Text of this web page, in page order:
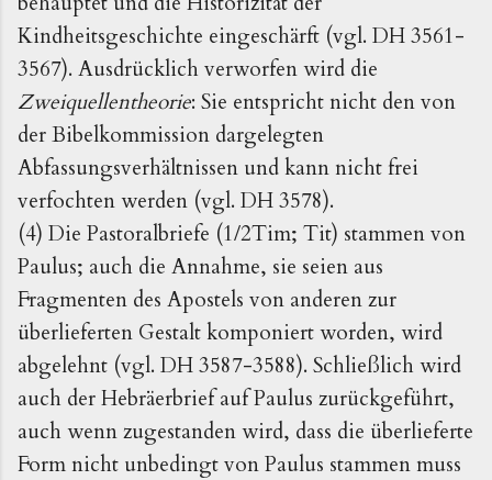
Kindheitsgeschichte eingeschärft (vgl. DH 3561-
3567). Ausdrücklich verworfen wird die
Zweiquellentheorie: Sie entspricht nicht den von
der Bibelkommission dargelegten
Abfassungsverhältnissen und kann nicht frei
verfochten werden (vgl. DH 3578).
(4) Die Pastoralbriefe (1/2Tim; Tit) stammen von
Paulus; auch die Annahme, sie seien aus
Fragmenten des Apostels von anderen zur
überlieferten Gestalt komponiert worden, wird
abgelehnt (vgl. DH 3587-3588). Schließlich wird
auch der Hebräerbrief auf Paulus zurückgeführt,
auch wenn zugestanden wird, dass die überlieferte
Form nicht unbedingt von Paulus stammen muss